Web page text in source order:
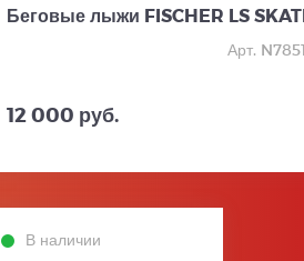
Беговые лыжи FISCHER LS
Арт.
12 000 руб.
В наличии